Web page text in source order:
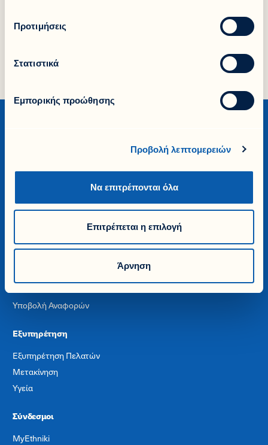
Προτιμήσεις
Στατιστικά
Εμπορικής προώθησης
Προβολή λεπτομερειών
Να επιτρέπονται όλα
Επιτρέπεται η επιλογή
Άρνηση
Εταιρία
Βιωσιμότητα & Εταιρική Ευθύνη
Γίνε Ασφαλιστικός Διαμεσολαβητής
Υποβολή Αναφορών
Εξυπηρέτηση
Εξυπηρέτηση Πελατών
Μετακίνηση
Υγεία
Σύνδεσμοι
MyEthniki